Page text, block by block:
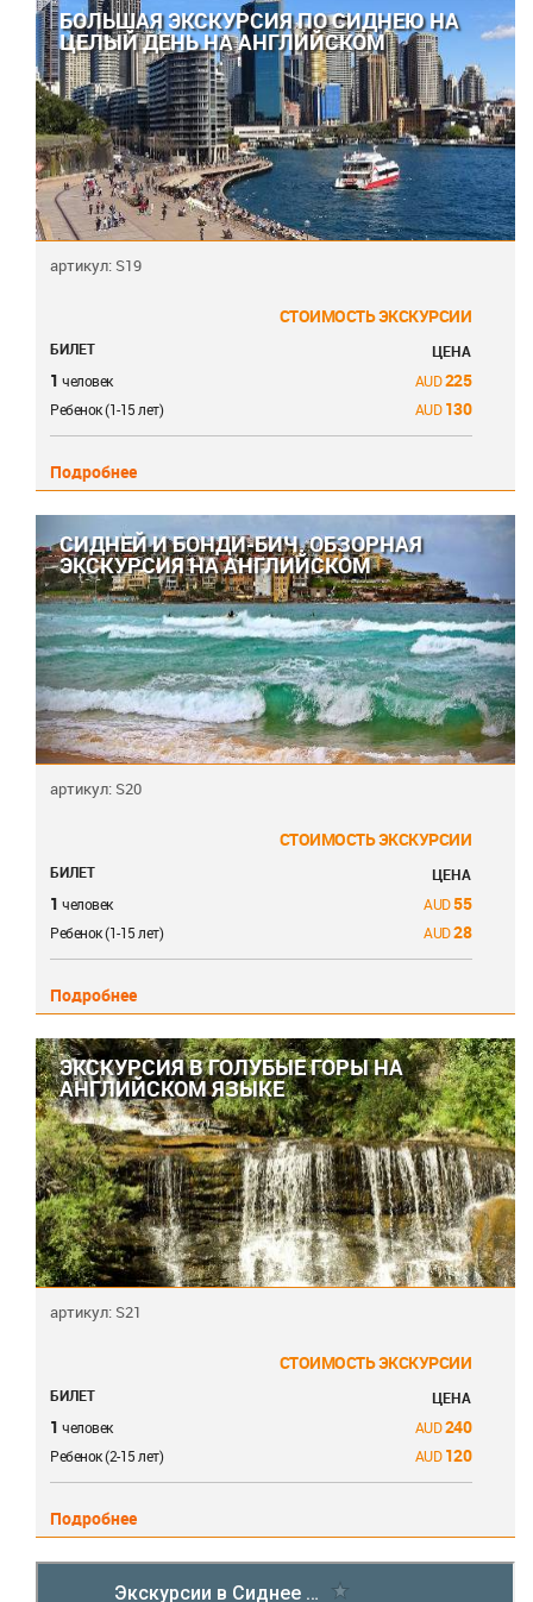
БОЛЬШАЯ ЭКСКУРСИЯ ПО СИДНЕЮ НА
ЦЕЛЫЙ ДЕНЬ НА АНГЛИЙСКОМ
артикул: S19
СТОИМОСТЬ ЭКСКУРСИИ
БИЛЕТ ЦЕНА
1 человек 225
Ребенок (1-15 лет) 130
Подробнее
СИДНЕЙ И БОНДИ-БИЧ. ОБЗОРНАЯ
ЭКСКУРСИЯ НА АНГЛИЙСКОМ
артикул: S20
СТОИМОСТЬ ЭКСКУРСИИ
БИЛЕТ ЦЕНА
1 человек 55
Ребенок (1-15 лет) 28
Подробнее
ЭКСКУРСИЯ В ГОЛУБЫЕ ГОРЫ НА
АНГЛИЙСКОМ ЯЗЫКЕ
артикул: S21
СТОИМОСТЬ ЭКСКУРСИИ
БИЛЕТ ЦЕНА
1 человек 240
Ребенок (2-15 лет) 120
Подробнее